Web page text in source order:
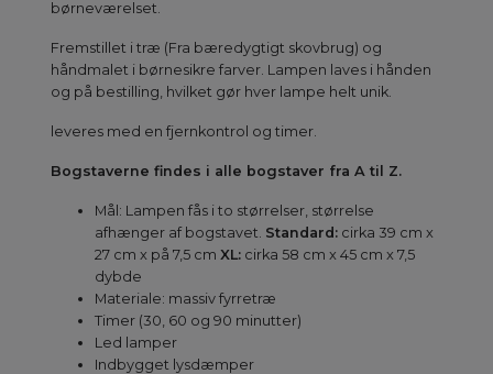
børneværelset.
Fremstillet i træ (Fra bæredygtigt skovbrug) og
håndmalet i børnesikre farver. Lampen laves i hånden
og på bestilling, hvilket gør hver lampe helt unik.
leveres med en fjernkontrol og timer.
Bogstaverne findes i alle bogstaver fra A til Z.
Mål: Lampen fås i to størrelser, størrelse
afhænger af bogstavet. Standard: cirka 39 cm x
27 cm x på 7,5 cm XL: cirka 58 cm x 45 cm x 7,5
dybde
Materiale: massiv fyrretræ
Timer (30, 60 og 90 minutter)
Led lamper
Indbygget lysdæmper